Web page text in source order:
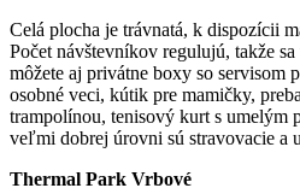
Celá plocha je trávnatá, k dispozícii
Počet návštevníkov regulujú, takže
môžete aj privátne boxy so servisom
osobné veci, kútik pre mamičky,
trampolínou, tenisový kurt s umelým
veľmi dobrej úrovni sú stravovacie a
Thermal Park Vrbové